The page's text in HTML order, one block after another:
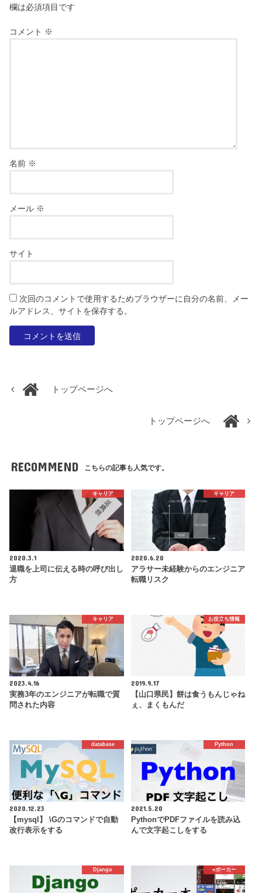
欄は必須項目です
コメント ※
名前 ※
メール ※
サイト
次回のコメントで使用するためブラウザーに自分の名前、メー
ルアドレス、サイトを保存する。
トップページへ
トップページへ
RECOMMEND こちらの記事も人気です。
キャリア
2020.3.1
退職を上司に伝える時の呼び出し
方
キャリア
2020.6.20
アラサー未経験からのエンジニア
転職リスク
キャリア
2023.4.16
実務3年のエンジニアが転職で質
問された内容
お役立ち情報
2019.9.17
【山口県民】餅は食うもんじゃね
ぇ、まくもんだ
database
2020.12.23
【mysql】 \Gのコマンドで自動
改行表示をする
Python
2021.5.20
PythonでPDFファイルを読み込
んで文字起こしをする
Django ♠️ポーカー